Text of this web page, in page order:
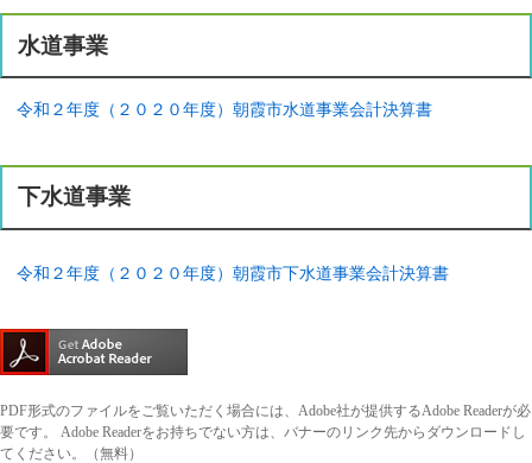
水道事業
令和２年度（２０２０年度）朝霞市水道事業会計決算書
下水道事業
令和２年度（２０２０年度）朝霞市下水道事業会計決算書
PDF形式のファイルをご覧いただく場合には、Adobe社が提供するAdobe Readerが必
要です。
Adobe Readerをお持ちでない方は、バナーのリンク先からダウンロードし
てください。（無料）